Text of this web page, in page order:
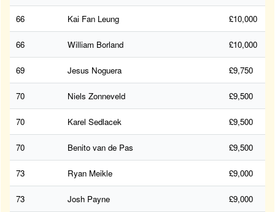
66 Kai Fan Leung £10,000
66 William Borland £10,000
69 Jesus Noguera £9,750
70 Niels Zonneveld £9,500
70 Karel Sedlacek £9,500
70 Benito van de Pas £9,500
73 Ryan Meikle £9,000
73 Josh Payne £9,000